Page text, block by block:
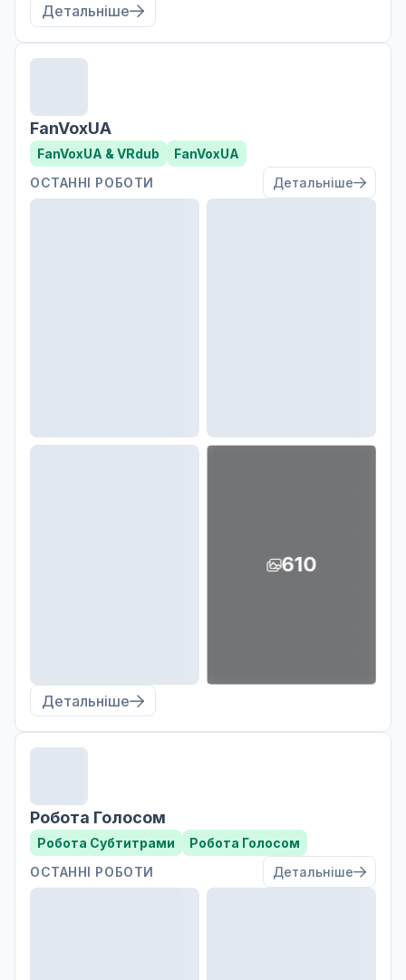
Детальніше
FanVoxUA
FanVoxUA & VRdub
FanVoxUA
ОСТАННІ РОБОТИ
Детальніше
610
Детальніше
Робота Голосом
Робота Субтитрами
Робота Голосом
ОСТАННІ РОБОТИ
Детальніше